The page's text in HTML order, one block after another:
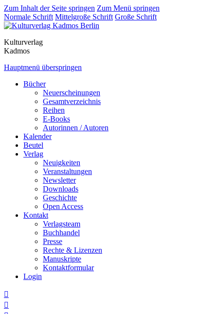
Zum Inhalt der Seite springen Zum Menü springen
Normale Schrift Mittelgroße Schrift Große Schrift
Kulturverlag
Kadmos
Hauptmenü überspringen
Bücher
Neuerscheinungen
Gesamtverzeichnis
Reihen
E-Books
Autorinnen / Autoren
Kalender
Beutel
Verlag
Neuigkeiten
Veranstaltungen
Newsletter
Downloads
Geschichte
Open Access
Kontakt
Verlagsteam
Buchhandel
Presse
Rechte & Lizenzen
Manuskripte
Kontaktformular
Login

